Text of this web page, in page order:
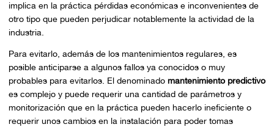
implica en la práctica pérdidas económicas e inconvenientes de
otro tipo que pueden perjudicar notablemente la actividad de la
industria.
Para evitarlo, además de los mantenimientos regulares, es
posible anticiparse a algunos fallos ya conocidos o muy
probables para evitarlos. El denominado mantenimiento predictivo
es complejo y puede requerir una cantidad de parámetros y
monitorización que en la práctica pueden hacerlo ineficiente o
requerir unos cambios en la instalación para poder tomas